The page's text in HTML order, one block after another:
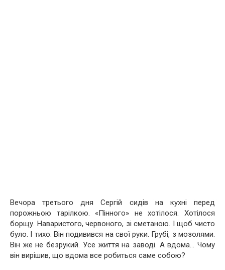
Вечора третього дня Сергій сидів на кухні перед
порожньою тарілкою. «Пінного» не хотілося. Хотілося
борщу. Наваристого, червоного, зі сметаною. І щоб чисто
було. І тихо. Він подивився на свої руки. Грубі, з мозолями.
Він же не безрукий. Усе життя на заводі. А вдома… Чому
він вирішив, що вдома все робиться саме собою?